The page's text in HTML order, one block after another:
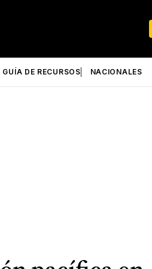
GUÍA DE RECURSOS NACIONALES